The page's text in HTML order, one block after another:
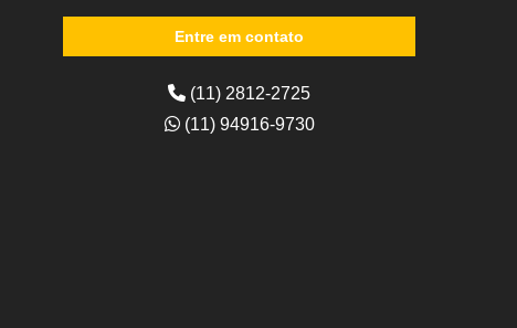
Entre em contato
(11) 2812-2725
(11) 94916-9730